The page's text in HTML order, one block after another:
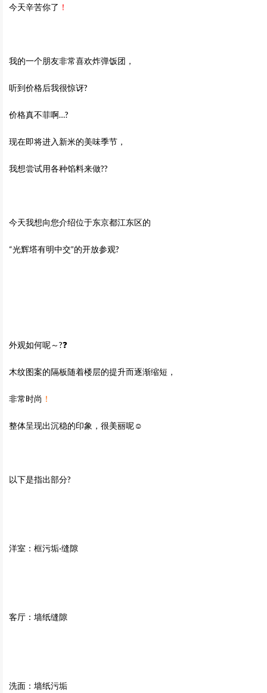
今天辛苦你了 ！
我的一个朋友非常喜欢炸弹饭团，
听到价格后我很惊讶?
价格真不菲啊…?
现在即将进入新米的美味季节，
我想尝试用各种馅料来做??
今天我想向您介绍位于东京都江东区的
“光辉塔有明中交”的开放参观?
外观如何呢～?❓
木纹图案的隔板随着楼层的提升而逐渐缩短，
非常时尚 ！
整体呈现出沉稳的印象，很美丽呢☺
以下是指出部分?
洋室：框污垢·缝隙
客厅：墙纸缝隙
洗面：墙纸污垢